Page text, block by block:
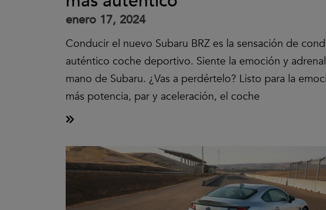
enero 17, 2024
Conducir el nuevo Subaru BRZ es la sensación de
auténtico coche deportivo. Siente la emoción y
mano de Subaru. ¿Vas a perdértelo? Listo para la
más potencia, par y aceleración, el coche